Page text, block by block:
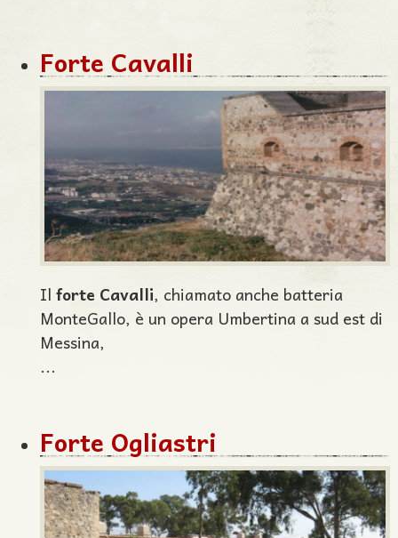
Forte Cavalli
Il forte Cavalli, chiamato anche batteria
MonteGallo, è un opera Umbertina a sud est di
Messina,
...
Forte Ogliastri